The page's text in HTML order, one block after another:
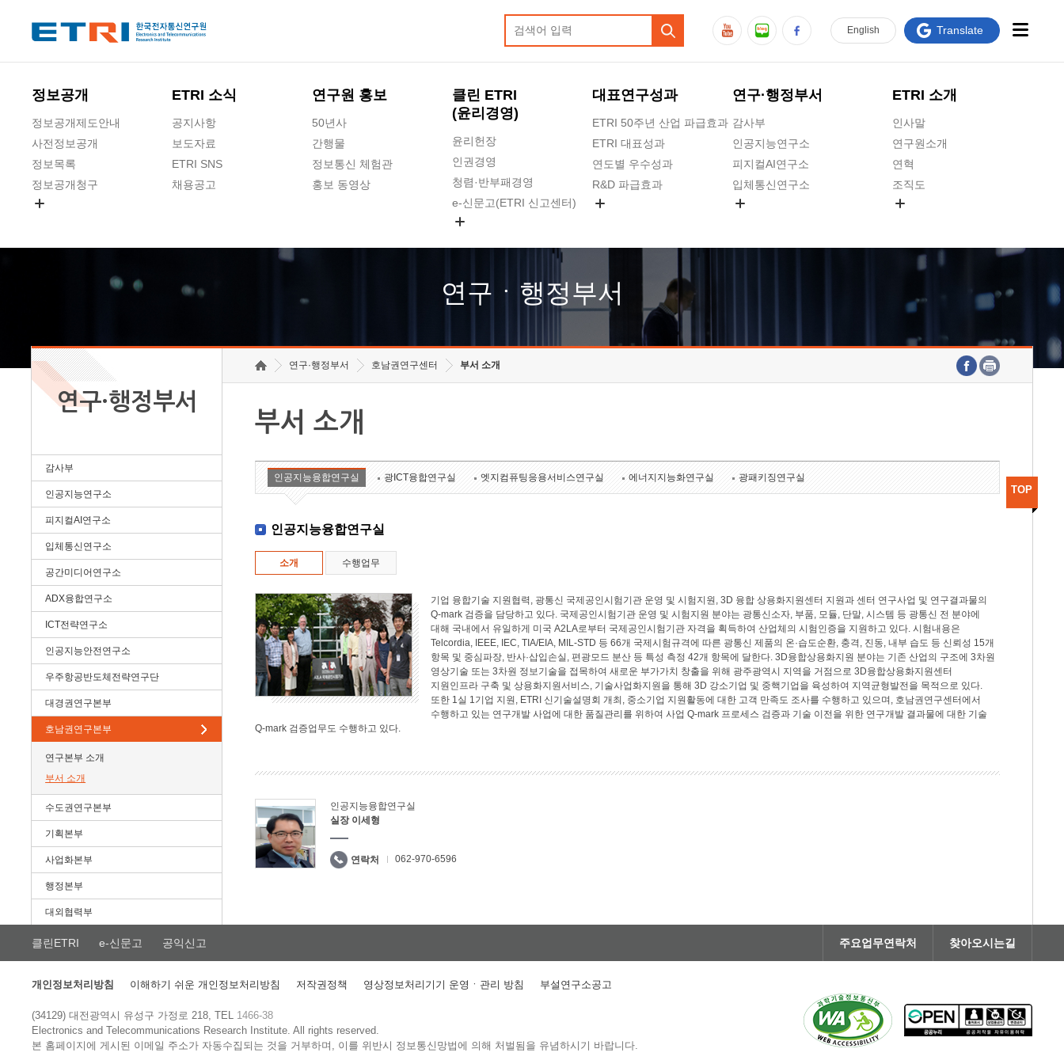
정보공개
정보공개제도안내
사전정보공개
정보목록
정보공개청구
ETRI 소식
공지사항
보도자료
ETRI SNS
채용공고
연구원 홍보
50년사
간행물
정보통신 체험관
홍보 동영상
클린 ETRI
(윤리경영)
윤리헌장
인권경영
청렴·반부패경영
e-신문고(ETRI 신고센터)
고객의소리
수의계약 현황
대표연구성과
ETRI 50주년 산업 파급효과
ETRI 대표성과
연도별 우수성과
R&D 파급효과
연구·행정부서
감사부
인공지능연구소
피지컬AI연구소
입체통신연구소
호남권연구본부
기획본부
ETRI 소개
인사말
연구원소개
연혁
조직도
연구원 고객헌장
주요업무연락처
English Translate
연구ㆍ행정부서
연구·행정부서
감사부
인공지능연구소
피지컬AI연구소
입체통신연구소
공간미디어연구소
ADX융합연구소
ICT전략연구소
인공지능안전연구소
우주항공반도체전략연구단
대경권연구본부
호남권연구본부
연구본부 소개
부서 소개
수도권연구본부
기획본부
사업화본부
행정본부
대외협력부
연구·행정부서 호남권연구센터 부서 소개
부서 소개
인공지능융합연구실 광ICT융합연구실 엣지컴퓨팅응용서비스연구실 에너지지능화연구실 광패키징연구실
인공지능융합연구실
소개 수행업무
기업 융합기술 지원협력, 광통신 국제공인시험기관 운영 및 시험지원, 3D 융합 상용화지원센터 지원과 센터 연구사업 및 연구결과물의
Q-mark 검증을 담당하고 있다. 국제공인시험기관 운영 및 시험지원 분야는 광통신소자, 부품, 모듈, 단말, 시스템 등 광통신 전 분야에
대해 국내에서 유일하게 미국 A2LA로부터 국제공인시험기관 자격을 획득하여 산업체의 시험인증을 지원하고 있다. 시험내용은
Telcordia, IEEE, IEC, TIA/EIA, MIL-STD 등 66개 국제시험규격에 따른 광통신 제품의 온·습도순환, 충격, 진동, 내부 습도 등 신뢰성 15개
항목 및 중심파장, 반사·삽입손실, 편광모드 분산 등 특성 측정 42개 항목에 달한다. 3D융합상용화지원 분야는 기존 산업의 구조에 3차원
영상기술 또는 3차원 정보기술을 접목하여 새로운 부가가치 창출을 위해 광주광역시 지역을 거점으로 3D융합상용화지원센터
지원인프라 구축 및 상용화지원서비스, 기술사업화지원을 통해 3D 강소기업 및 중핵기업을 육성하여 지역균형발전을 목적으로 있다.
또한 1실 1기업 지원, ETRI 신기술설명회 개최, 중소기업 지원활동에 대한 고객 만족도 조사를 수행하고 있으며, 호남권연구센터에서
수행하고 있는 연구개발 사업에 대한 품질관리를 위하여 사업 Q-mark 프로세스 검증과 기술 이전을 위한 연구개발 결과물에 대한 기술
Q-mark 검증업무도 수행하고 있다.
인공지능융합연구실
실장 이세형
연락처 062-970-6596
TOP
클린ETRI e-신문고 공익신고 주요업무연락처 찾아오시는길
개인정보처리방침 이해하기 쉬운 개인정보처리방침 저작권정책 영상정보처리기기 운영ㆍ관리 방침 부설연구소공고
(34129) 대전광역시 유성구 가정로 218, TEL 1466-38
Electronics and Telecommunications Research Institute.All rights reserved.
본 홈페이지에 게시된 이메일 주소가 자동수집되는 것을 거부하며, 이를 위반시 정보통신망법에 의해 처벌됨을 유념하시기 바랍니다.